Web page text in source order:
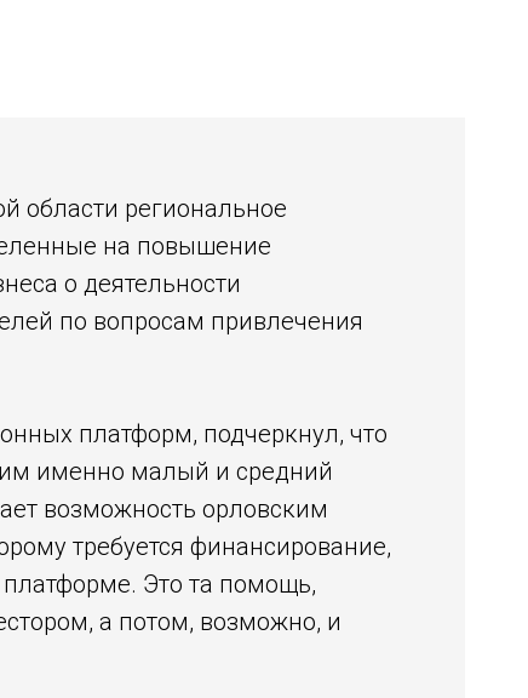
области региональное
на повышение
о деятельности
по вопросам привлечения
платформ, подчеркнул, что
именно малый и средний
возможность орловским
требуется финансирование,
Это та помощь,
а потом, возможно, и